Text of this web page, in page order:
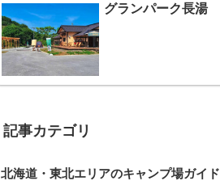
グランパーク長湯
記事カテゴリ
北海道・東北エリアのキャンプ場ガイド